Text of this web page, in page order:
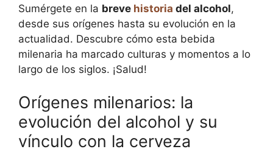
Sumérgete en la breve historia del alcohol,
desde sus orígenes hasta su evolución en la
actualidad. Descubre cómo esta bebida
milenaria ha marcado culturas y momentos a lo
largo de los siglos. ¡Salud!
Orígenes milenarios: la
evolución del alcohol y su
vínculo con la cerveza